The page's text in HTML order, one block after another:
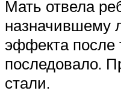
Мать отвела
назначившему
эффекта после
последовало.
стали.